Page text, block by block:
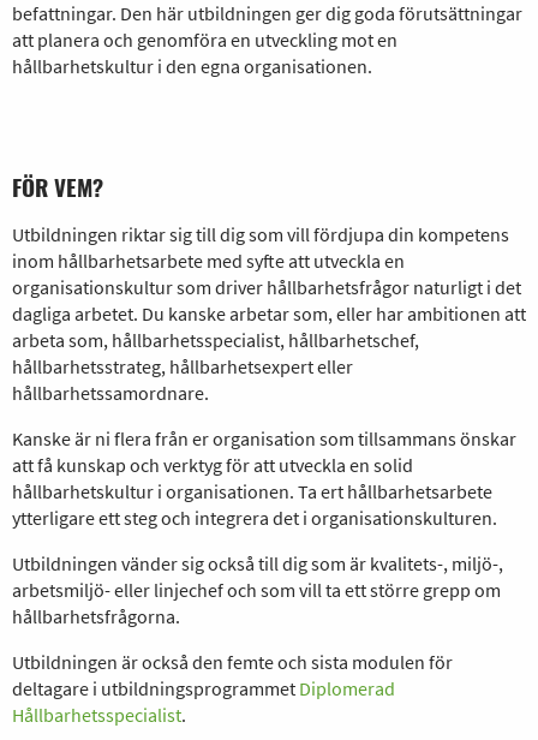
befattningar. Den här utbildningen ger dig goda förutsättningar
att planera och genomföra en utveckling mot en
hållbarhetskultur i den egna organisationen.
FÖR VEM?
Utbildningen riktar sig till dig som vill fördjupa din kompetens
inom hållbarhetsarbete med syfte att utveckla en
organisationskultur som driver hållbarhetsfrågor naturligt i det
dagliga arbetet. Du kanske arbetar som, eller har ambitionen att
arbeta som, hållbarhetsspecialist, hållbarhetschef,
hållbarhetsstrateg, hållbarhetsexpert eller
hållbarhetssamordnare.
Kanske är ni flera från er organisation som tillsammans önskar
att få kunskap och verktyg för att utveckla en solid
hållbarhetskultur i organisationen. Ta ert hållbarhetsarbete
ytterligare ett steg och integrera det i organisationskulturen.
Utbildningen vänder sig också till dig som är kvalitets-, miljö-,
arbetsmiljö- eller linjechef och som vill ta ett större grepp om
hållbarhetsfrågorna.
Utbildningen är också den femte och sista modulen för
deltagare i utbildningsprogrammet Diplomerad
Hållbarhetsspecialist.